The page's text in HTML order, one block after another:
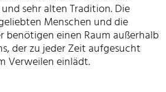
sehr alten Tradition. Die
Menschen und die
benötigen einen Raum außerhalb
der zu jeder Zeit aufgesucht
Verweilen einlädt.